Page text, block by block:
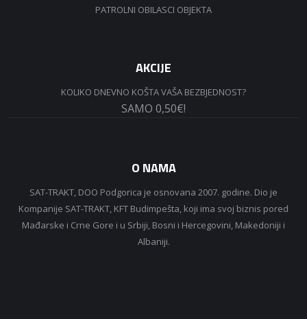
PATROLNI OBILASCI OBJEKTA
AKCIJE
KOLIKO DNEVNO KOŠTA VAŠA BEZBJEDNOST?
SAMO 0,50€!
O NAMA
SAT-TRAKT, DOO Podgorica je osnovana 2007. godine. Dio je
Kompanije SAT-TRAKT, KFT Budimpešta, koji ima svoj biznis pored
Mađarske i Crne Gore i u Srbiji, Bosni i Hercegovini, Makedoniji i
Albaniji.